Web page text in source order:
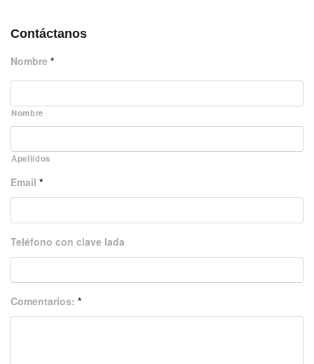
Contáctanos
Nombre *
Nombre
Apellidos
Email *
Teléfono con clave lada
Comentarios: *